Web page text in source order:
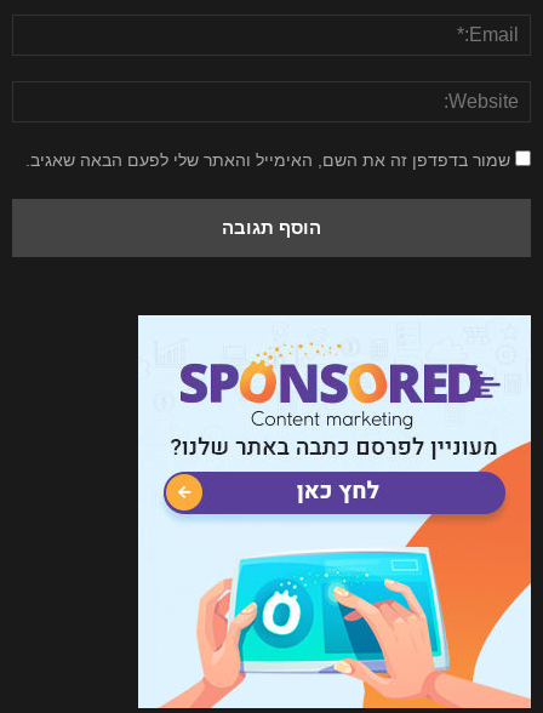
שמור בדפדפן זה את השם, האימייל והאתר שלי לפעם הבאה שאגיב.